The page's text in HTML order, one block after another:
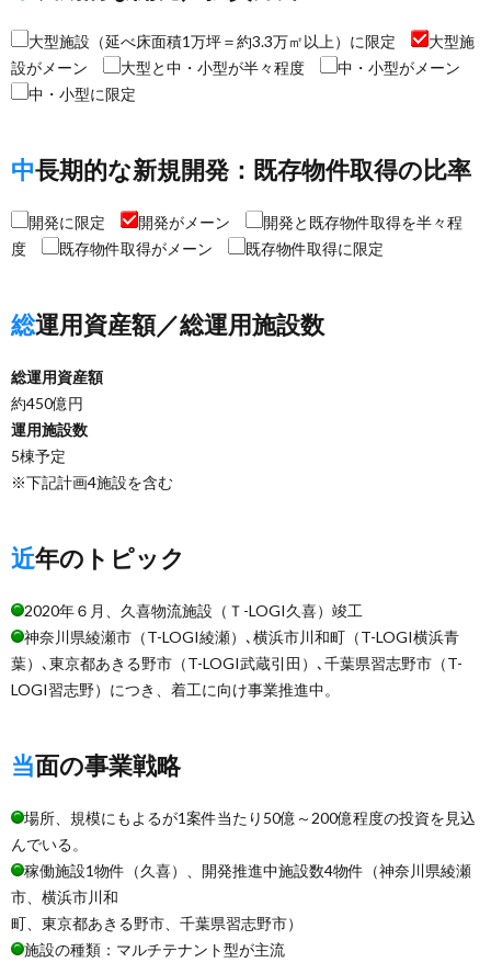
大型施設（延べ床面積1万坪＝約3.3万㎡以上）に限定
大型施
設がメーン
大型と中・小型が半々程度
中・小型がメーン
中・小型に限定
中長期的な新規開発：既存物件取得の比率
開発に限定 開発がメーン
開発と既存物件取得を半々程
度
既存物件取得がメーン 既存物件取得に限定
総運用資産額／総運用施設数
総運用資産額
約450億円
運用施設数
5棟予定
※下記計画4施設を含む
近年のトピック
2020年６月、久喜物流施設（Ｔ-LOGI久喜）竣工
神奈川県綾瀬市（T-LOGI綾瀬）､横浜市川和町（T-LOGI横浜青
葉）､東京都あきる野市（T-LOGI武蔵引田）､千葉県習志野市（T-
LOGI習志野）につき、着工に向け事業推進中。
当面の事業戦略
場所、規模にもよるが1案件当たり50億～200億程度の投資を見込
んでいる。
稼働施設1物件（久喜）、開発推進中施設数4物件（神奈川県綾瀬
市、横浜市川和
町、東京都あきる野市、千葉県習志野市）
施設の種類：マルチテナント型が主流